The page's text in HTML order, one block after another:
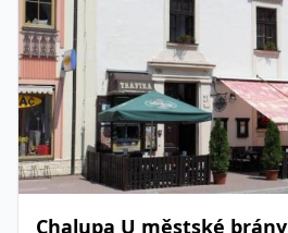
Chalupa U městské brány